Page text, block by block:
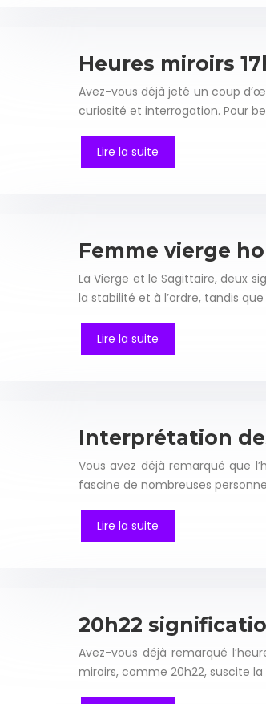
Heures miroirs
Avez-vous déjà jeté un coup
curiosité et interrogation. Pour
Lire la suite
Femme vierge
La Vierge et le Sagittaire, deux
la stabilité et à l’ordre, tandis
Lire la suite
Interprétation
Vous avez déjà remarqué que
fascine de nombreuses
Lire la suite
20h22
Avez-vous déjà remarqué
miroirs, comme 20h22, suscite